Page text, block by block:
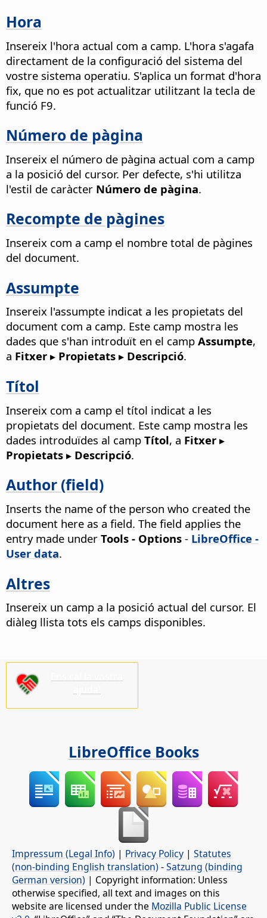
Hora
Insereix l'hora actual com a camp. L'hora s'agafa
directament de la configuració del sistema del
vostre sistema operatiu. S'aplica un format d'hora
fix, que no es pot actualitzar utilitzant la tecla de
funció F9.
Número de pàgina
Insereix el número de pàgina actual com a camp
a la posició del cursor. Per defecte, s'hi utilitza
l'estil de caràcter Número de pàgina.
Recompte de pàgines
Insereix com a camp el nombre total de pàgines
del document.
Assumpte
Insereix l'assumpte indicat a les propietats del
document com a camp. Este camp mostra les
dades que s'han introduït en el camp Assumpte,
a Fitxer ▸ Propietats ▸ Descripció.
Títol
Insereix com a camp el títol indicat a les
propietats del document. Este camp mostra les
dades introduïdes al camp Títol, a Fitxer ▸
Propietats ▸ Descripció.
Author (field)
Inserts the name of the person who created the
document here as a field. The field applies the
entry made under Tools - Options - LibreOffice -
User data.
Altres
Insereix un camp a la posició actual del cursor. El
diàleg llista tots els camps disponibles.
LibreOffice Books
Impressum (Legal Info) | Privacy Policy | Statutes
(non-binding English translation) -Satzung (binding
German version) | Copyright information: Unless
otherwise specified, all text and images on this
website are licensed under the Mozilla Public License